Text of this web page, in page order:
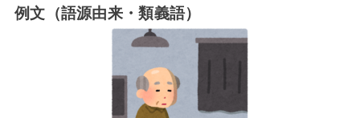
例文（語源由来・類義語）